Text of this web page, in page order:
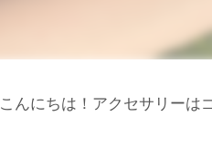
こんにちは！アクセサリーは